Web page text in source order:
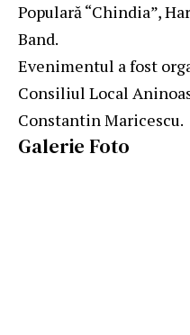
Populară “Chindia”,
Band.
Evenimentul a fost
Consiliul Local
Constantin Maricescu.
Galerie Foto